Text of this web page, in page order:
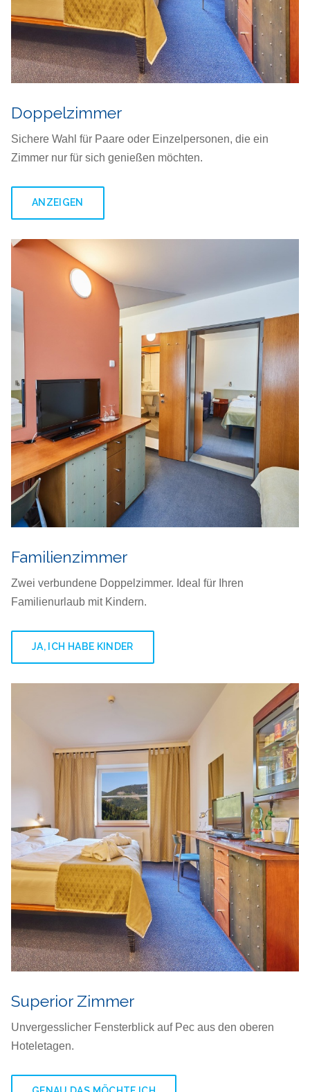
Doppelzimmer
Sichere Wahl für Paare oder Einzelpersonen, die ein
Zimmer nur für sich genießen möchten.
ANZEIGEN
Familienzimmer
Zwei verbundene Doppelzimmer. Ideal für Ihren
Familienurlaub mit Kindern.
JA, ICH HABE KINDER
Superior Zimmer
Unvergesslicher Fensterblick auf Pec aus den oberen
Hoteletagen.